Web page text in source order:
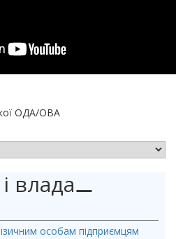
ОДА/ОВА
влада⚊
особам підприємцям